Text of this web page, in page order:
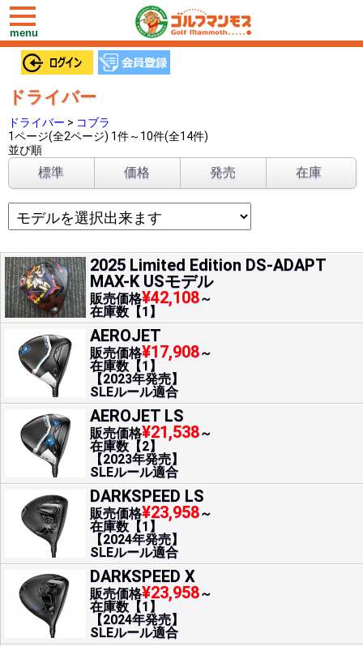
toggle
navigation
menu
ドライバー
ドライバー > コブラ
1ページ(全2ページ) 1件～10件(全14件)
並び順
標準 価格 発売 在庫
2025 Limited Edition DS-ADAPT
MAX-K USモデル
販売価格¥42,108～
在庫数【1】
AEROJET
販売価格¥17,908～
在庫数【1】
【2023年発売】
SLEルール適合
AEROJET LS
販売価格¥21,538～
在庫数【2】
【2023年発売】
SLEルール適合
DARKSPEED LS
販売価格¥23,958～
在庫数【1】
【2024年発売】
SLEルール適合
DARKSPEED X
販売価格¥23,958～
在庫数【1】
【2024年発売】
SLEルール適合